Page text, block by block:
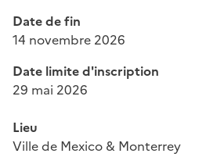
Date de fin
14 novembre 2026
Date limite d'inscription
29 mai 2026
Lieu
Ville de Mexico & Monterrey